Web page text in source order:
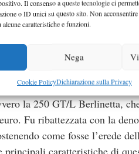
Il consenso a queste tecnologie ci
o ID unici su questo sito. Non
caratteristiche e funzioni.
Nega
Cookie PolicyDichiarazione sulla Privacy
per accaparrarsi la Ferrari
da una livrea Rosso
in modo impeccabile,
di problematica.
la 250 GT/L Berlinetta,
Fu ribattezzata con la
come fosse l’erede
caratteristiche di